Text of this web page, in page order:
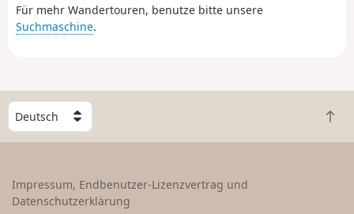
Für mehr Wandertouren, benutze bitte unsere
Suchmaschine.
W
ä
h
e
Z
u
Impressum, Endbenutzer-Lizenzvertrag und
Datenschutzerklärung